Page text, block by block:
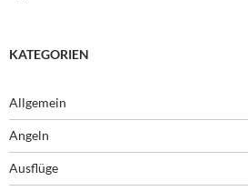
KATEGORIEN
Allgemein
Angeln
Ausflüge